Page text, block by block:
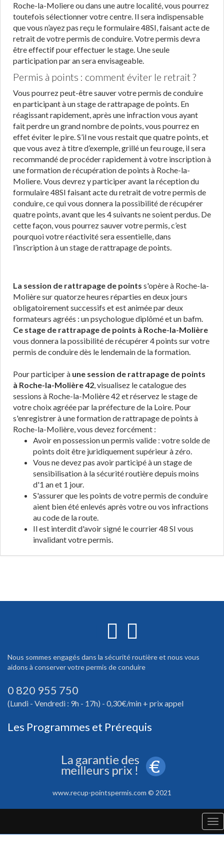
Roche-la-Moliere ou dans une autre localité, vous pourrez
toutefois sélectionner votre centre. Il sera indispensable
que vous n’ayez pas reçu le formulaire 48SI, faisant acte de
retrait de votre permis de conduire. Votre permis devra
être effectif pour effectuer le stage. Une seule
participation par an sera envisageable.
Permis à points : comment éviter le retrait ?
Vous pourrez peut-être sauver votre permis de conduire
en participant à un stage de rattrapage de points. En
réagissant rapidement, après une infraction vous ayant
fait perdre un grand nombre de points, vous pourrez en
effet éviter le pire. S’il ne vous restait que quatre points, et
que vous avez à titre d’exemple, grillé un feu rouge, il sera
recommandé de procéder rapidement à votre inscription à
une formation de récupération de points à Roche-la-
Moliere. Vous devrez y participer avant la réception du
formulaire 48SI faisant acte du retrait de votre permis de
conduire, ce qui vous donnera la possibilité de récupérer
quatre points, avant que les 4 suivants ne soient perdus. De
cette façon, vous pourrez sauver votre permis, c’est
pourquoi votre réactivité sera essentielle, dans
l’inscription à un stage de rattrapage de points.
La session de rattrapage de points s'opère à Roche-la-
Molière sur quatorze heures réparties en deux jours
obligatoirement successifs et est animée par deux
formateurs agréés : un psychologue diplômé et un bafm.
Ce stage de rattrapage de points à Roche-la-Molière
vous donnera la possibilité de récupérer 4 points sur votre
permis de conduire dès le lendemain de la formation.
Pour participer à une session de rattrapage de points
à Roche-la-Molière 42, visualisez le catalogue des
sessions à Roche-la-Molière 42 et réservez le stage de
votre choix agréée par la préfecture de la Loire. Pour
s'enregistrer à une formation de rattrapage de points à
Roche-la-Molière, vous devez forcément :
Avoir en possession un permis valide : votre solde de
points doit être juridiquement supérieur à zéro.
Vous ne devez pas avoir participé à un stage de
sensibilisation à la sécurité routière depuis moins
d'1 an et 1 jour.
S'assurer que les points de votre permis de conduire
aient bien été enlevés après votre ou vos infractions
au code de la route.
Il est interdit d'avoir signé le courrier 48 SI vous
invalidant votre permis.
Nous sommes engagés dans la sécurité routière et nous vous
aidons à conserver votre permis de conduire
0 820 955 750
(Lundi - Vendredi : 9h - 17h) - 0,30€/min + prix appel
Les Programmes et Prérequis
www.recup-pointspermis.com © 2021